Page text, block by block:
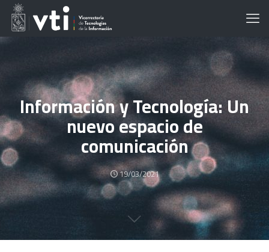
Información y Tecnología: Un
nuevo espacio de
comunicación
19/03/2021